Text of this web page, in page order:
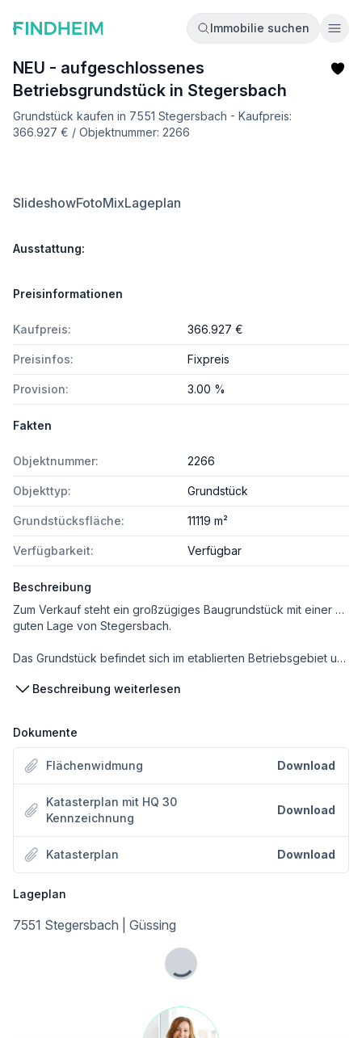
Immobilie suchen
NEU - aufgeschlossenes
Betriebsgrundstück in Stegersbach
Grundstück kaufen in 7551 Stegersbach - Kaufpreis:
366.927 € / Objektnummer: 2266
SlideshowFotoMixLageplan
Ausstattung:
Preisinformationen
Kaufpreis: 366.927 €
Preisinfos: Fixpreis
Provision: 3.00 %
Fakten
Objektnummer: 2266
Objekttyp: Grundstück
Grundstücksfläche: 11119 m²
Verfügbarkeit: Verfügbar
Beschreibung
Zum Verkauf steht ein großzügiges Baugrundstück mit einer Fläche von ca. 11.119 m² in einer
guten Lage von Stegersbach.
Das Grundstück befindet sich im etablierten Betriebsgebiet und profitiert von einer gesicherten und zentralen Position innerhalb der Gemeinde.
Das Grundstück besticht durch seine zentrale Lage in Stegersbach (Südburgenland), einem dynamischen Wirtschaftsstandort und bekannten Golf- und Thermenort. Die Anbindung an das regionale Straßennetz ist hervorragend, was eine effiziente Logistik und gute Erreichbarkeit für Mitarbeiter und Kunden gewährleistet.
• Verkehrsanbindung: Die Anbindung an die B50 und die A2 Südautobahn ist gegeben, wodurch umliegende Städte und Regionen schnell erreicht
werden können.
• Wirtschaftsumfeld: Die Nähe zu den bekannten Hotels und der Therme Stegersbach sorgt für ein attraktives Umfeld mit hoher Frequenz.
Aufschließung und Bebauung
• Erschließung: Das Grundstück ist voll erschlossen (Anschlüsse für Wasser, Strom, Kanal und Telekommunikation befinden sich in der Nähe der
• Bebauungsvorschriften: Die genauen Bebauungsbestimmungen (z.B. zulässige Gebäudehöhe, Bebauungsdichte, Bauweise) können beim
Bauamt der Marktgemeinde Stegersbach erfragt werden.
Ihre Chance für eine Betriebsansiedelung
Nutzen Sie diese seltene Gelegenheit und sichern Sie sich dieses attraktive Betriebsgrundstück in Top-Lage von Stegersbach. Ob für eine Neugründung, Erweiterung oder als langfristige Investition, dieses Grundstück bietet die perfekte Grundlage für Ihren geschäftlichen Erfolg.
Der vermittelnde Makler übernimmt keinerlei Gewähr oder Haftung, auch nicht für die tatsächliche Energieeffizienz des Gebäudes.
Beschreibung weiterlesen
Dokumente
Flächenwidmung Download
Katasterplan mit HQ 30
Kennzeichnung
Download
Katasterplan Download
Lageplan
7551 Stegersbach | Güssing
Lade...